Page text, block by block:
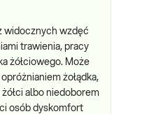
widocznych wzdęć
trawienia, pracy
żółciowego. Może
żołądka,
albo niedoborem
osób dyskomfort